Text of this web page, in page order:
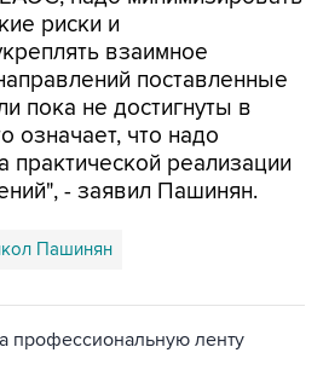
риски и
взаимное
поставленные
пока не достигнуты в
означает, что надо
практической реализации
- заявил Пашинян.
Пашинян
профессиональную ленту